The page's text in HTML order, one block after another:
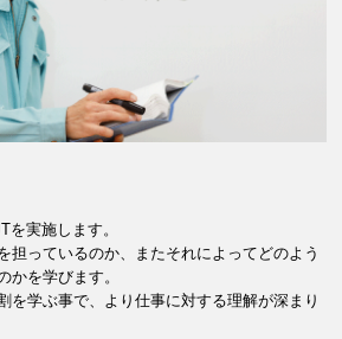
を実施します。
担っているのか、またそれによってどのよう
かを学びます。
を学ぶ事で、より仕事に対する理解が深まり